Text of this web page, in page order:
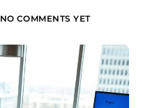
NO COMMENTS YET